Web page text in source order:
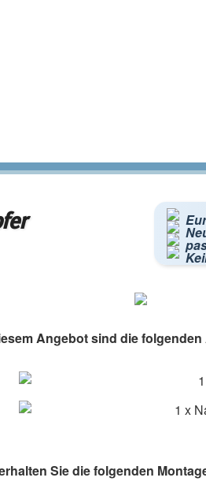
Angebot sind die
1 x
Sie die folgenden